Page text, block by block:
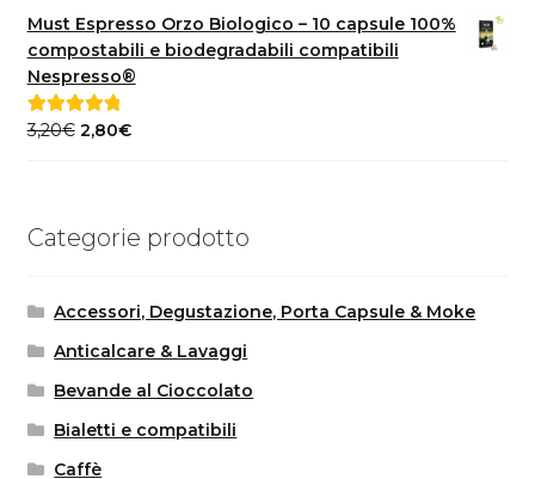
originale
era:
40,00€.
attuale
è:
Must Espresso Orzo Biologico – 10 capsule 100%
compostabili e biodegradabili compatibili
Nespresso®
Valutato5.00
3,20€ Il
3,20€.
2,80€Il
2,80€.
Categorie prodotto
Accessori, Degustazione, Porta Capsule & Moke
Anticalcare & Lavaggi
Bevande al Cioccolato
Bialetti e compatibili
Caffè